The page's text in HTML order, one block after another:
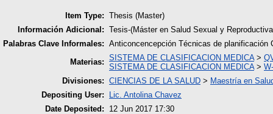
Item Type: Thesis (Master)
Información Adicional: Tesis-(Máster en Salud Sexual y
Palabras Clave Informales: Anticoncencepción Técnicas de planificación
Materias: SISTEMA DE CLASIFICACION MEDICA>
SISTEMA DE CLASIFICACION MEDICA>
Divisiones: CIENCIAS DE LA SALUD > Maestría en
Depositing User:
Lic. Antolina Chavez
Date Deposited:
12 Jun 2017 17:30